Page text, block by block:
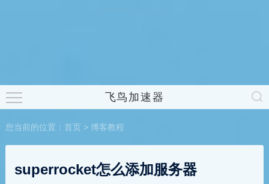
飞鸟加速器
您当前的位置： 首页 > 博客教程
superrocket怎么添加服务器